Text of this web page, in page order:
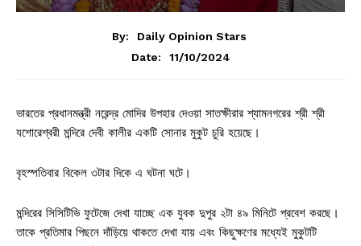
By:
Daily Opinion Stars
Date:
11/10/2024
ভারতের প্রধানমন্ত্রী নরেন্দ্র মোদির উপহার দেওয়া সাতক্ষীরার শ্যামনগরের শ্রী শ্রী
যশোরেশ্বরী মন্দিরে দেবী কালীর একটি সোনার মুকুট চুরি হয়েছে।
বৃহস্পতিবার বিকেল ৩টার দিকে এ ঘটনা ঘটে।
মন্দিরের সিসিটিভি ফুটেজে দেখা যাচ্ছে এক যুবক দুপুর ২টা ৪৯ মিনিটে প্রবেশ করছে।
তাকে প্রতিমার পিছনে দাঁড়িয়ে থাকতে দেখা যায় এবং কিছুক্ষণের মধ্যেই মুকুটটি